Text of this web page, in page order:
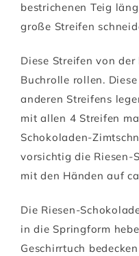
bestrichenen Teig
große Streifen
Diese Streifen von
Buchrolle rollen.
anderen Streifens
mit allen 4 Streifen
Schokoladen-
vorsichtig die Riesen-
mit den Händen auf
Die Riesen-
in die Springform
Geschirrtuch